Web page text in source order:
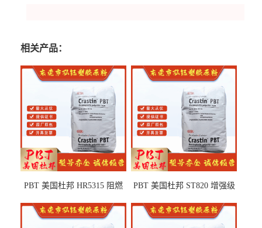
相关产品：
PBT 美国杜邦 HR5315 阻燃
部件
PBT 美国杜邦 ST820 增强级